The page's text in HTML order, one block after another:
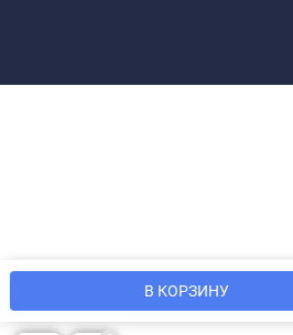
В КОРЗИНУ
Мы используем файлы cookie, чтобы